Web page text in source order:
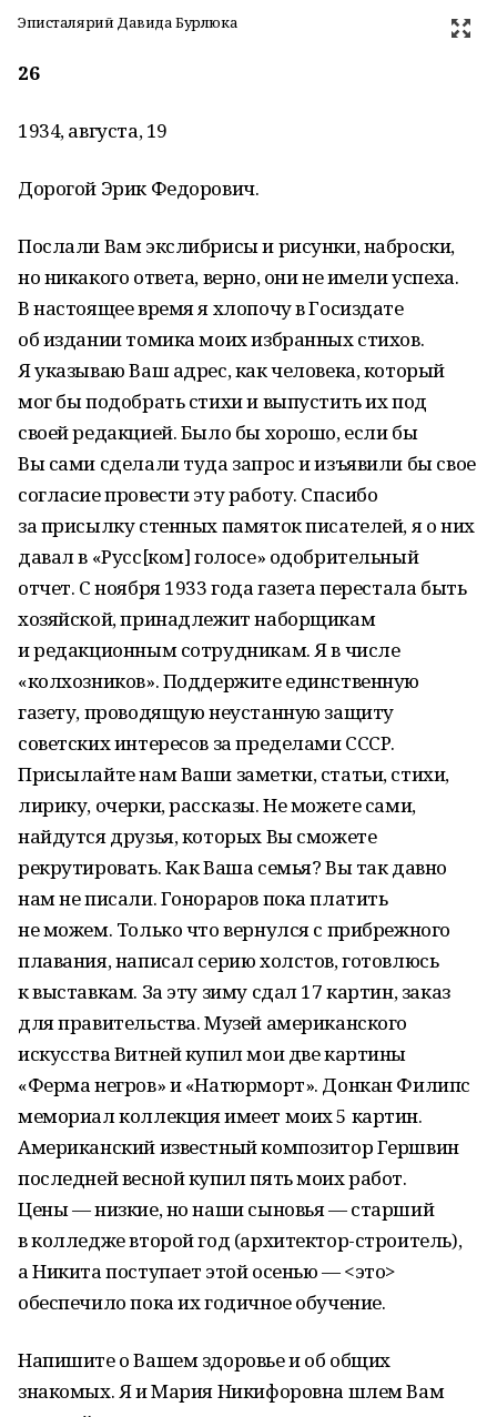
Эписталярий Давида Бурлюка
26
1934, августа, 19
Дорогой Эрик Федорович.
Послали Вам экслибрисы и рисунки, наброски,
но никакого ответа, верно, они не имели успеха.
В настоящее время я хлопочу в Госиздате
об издании томика моих избранных стихов.
Я указываю Ваш адрес, как человека, который
мог бы подобрать стихи и выпустить их под
своей редакцией. Было бы хорошо, если бы
Вы сами сделали туда запрос и изъявили бы свое
согласие провести эту работу. Спасибо
за присылку стенных памяток писателей, я о них
давал в «Русс[ком] голосе» одобрительный
отчет. С ноября 1933 года газета перестала быть
хозяйской, принадлежит наборщикам
и редакционным сотрудникам. Я в числе
«колхозников». Поддержите единственную
газету, проводящую неустанную защиту
советских интересов за пределами СССР.
Присылайте нам Ваши заметки, статьи, стихи,
лирику, очерки, рассказы. Не можете сами,
найдутся друзья, которых Вы сможете
рекрутировать. Как Ваша семья? Вы так давно
нам не писали. Гонораров пока платить
не можем. Только что вернулся с прибрежного
плавания, написал серию холстов, готовлюсь
к выставкам. За эту зиму сдал 17 картин, заказ
для правительства. Музей американского
искусства Витней купил мои две картины
«Ферма негров» и «Натюрморт». Донкан Филипс
мемориал коллекция имеет моих 5 картин.
Американский известный композитор Гершвин
последней весной купил пять моих работ.
Цены — низкие, но наши сыновья — старший
в колледже второй год (архитектор-строитель),
а Никита поступает этой осенью — <это>
обеспечило пока их годичное обучение.
Напишите о Вашем здоровье и об общих
знакомых. Я и Мария Никифоровна шлем Вам